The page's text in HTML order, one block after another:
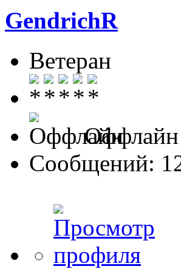
GendrichR
Ветеран
Оффлайн
Сообщений: